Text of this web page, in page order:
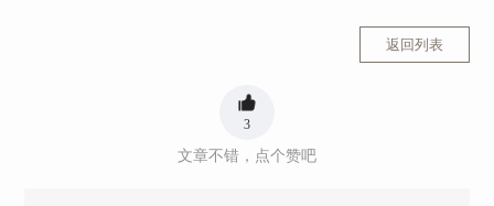
返回列表
3
文章不错，点个赞吧